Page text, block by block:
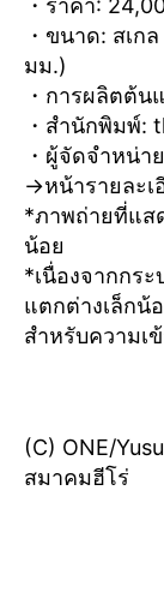
・ราคา:
・ขนาด: สเก
มม.)
・การผลิตต้น
・สำนักพิมพ์:
・ผู้จัดจำหน่า
→หน้ารายละเ
*ภาพถ่ายที่แส
น้อย
*เนื่องจากกร
แตกต่างเล็ก
สำหรับความเ
(C) ONE/
สมาคมฮีโร่